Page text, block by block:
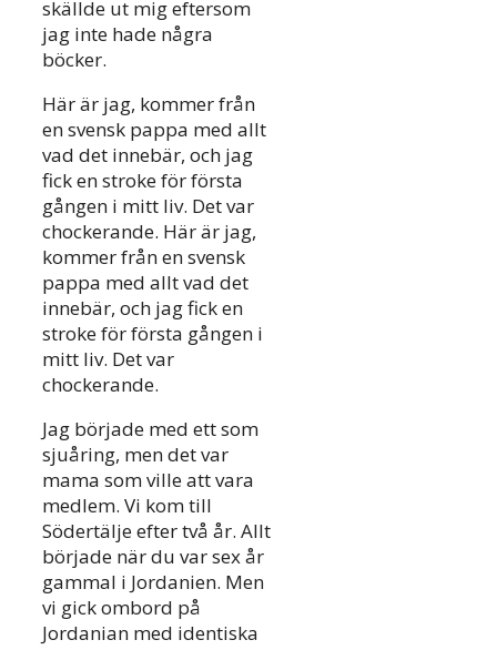
skällde ut mig eftersom
jag inte hade några
böcker.
Här är jag, kommer från
en svensk pappa med allt
vad det innebär, och jag
fick en stroke för första
gången i mitt liv. Det var
chockerande. Här är jag,
kommer från en svensk
pappa med allt vad det
innebär, och jag fick en
stroke för första gången i
mitt liv. Det var
chockerande.
Jag började med ett som
sjuåring, men det var
mama som ville att vara
medlem. Vi kom till
Södertälje efter två år. Allt
började när du var sex år
gammal i Jordanien. Men
vi gick ombord på
Jordanian med identiska